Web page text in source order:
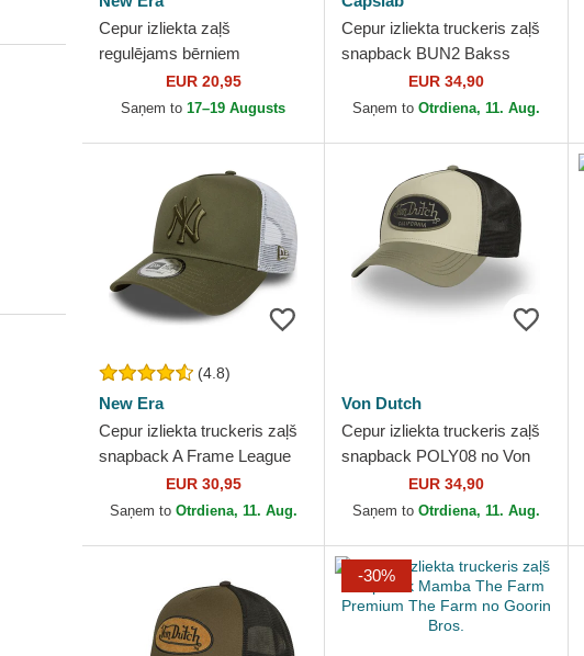
Cepur izliekta zaļš
regulējams bērniem
9FORTY Dino Icon no New
York Yankees MLB no New
EUR 20,95
Saņem to17–19 Augusts
Cepur izliekta truckeris zaļš
snapback BUN2 Bakss
Bannijs Looney Tunes no
Capslab
EUR 34,90
Saņem to Otrdiena, 11. Aug.
(4.8)
New Era
Cepur izliekta truckeris zaļš
snapback A Frame League
Essential no New York
Yankees MLB no New Era
EUR 30,95
Saņem to Otrdiena, 11. Aug.
Von Dutch
Cepur izliekta truckeris zaļš
snapback POLY08 no Von
EUR 34,90
Saņem to Otrdiena, 11. Aug.
-30%